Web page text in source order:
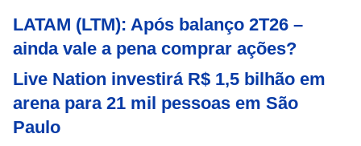
LATAM (LTM): Após balanço 2T26 –
ainda vale a pena comprar ações?
Live Nation investirá R$ 1,5 bilhão em
arena para 21 mil pessoas em São
Paulo